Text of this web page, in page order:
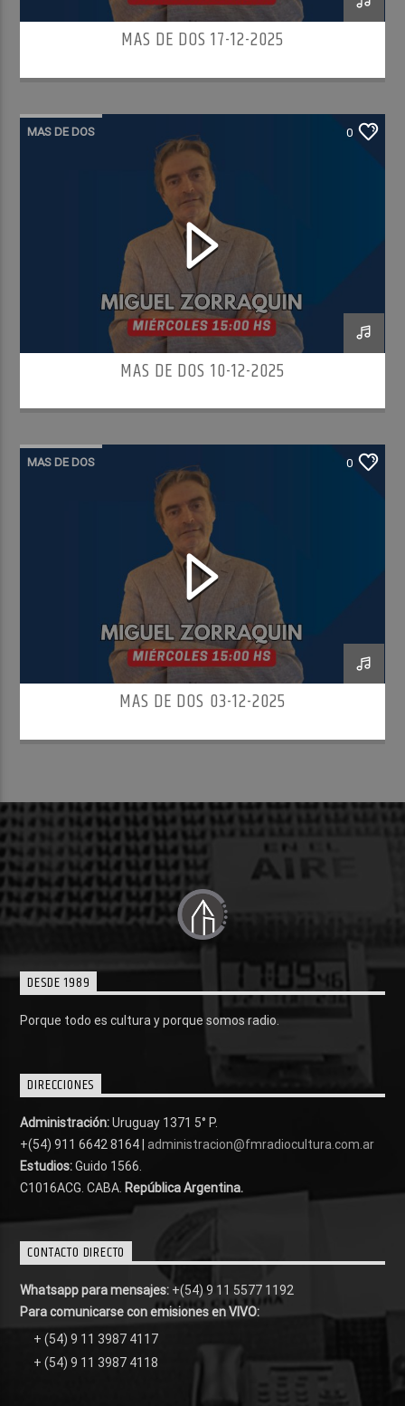
MAS DE DOS 17-12-2025
MAS DE DOS 0
MAS DE DOS 10-12-2025
MAS DE DOS 0
MAS DE DOS 03-12-2025
DESDE 1989
Porque todo es cultura y porque somos radio.
DIRECCIONES
Administración:Uruguay 1371 5° P.
+(54) 911 6642 8164 | administracion@fmradiocultura.com.ar
Estudios:Guido 1566.
C1016ACG . CABA. República Argentina.
CONTACTO DIRECTO
Whatsapp para mensajes: +(54) 9 11 5577 1192
Para comunicarse con emisiones en VIVO:
+ (54) 9 11 3987 4117
+ (54) 9 11 3987 4118